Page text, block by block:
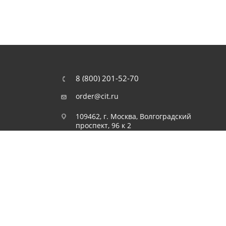
8 (800) 201-52-70
order@cit.ru
109462, г. Москва, Волгоградский
проспект, 96 к 2